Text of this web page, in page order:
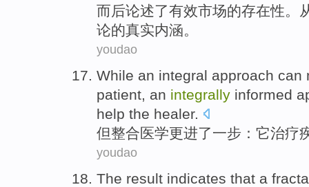
而后论述了有效市场的存在性。
论的真实内涵。
youdao
While an integral approach can
patient, an integrally informed
help the healer.
但整合医学更进了一步：它治疗
youdao
The result indicates that a